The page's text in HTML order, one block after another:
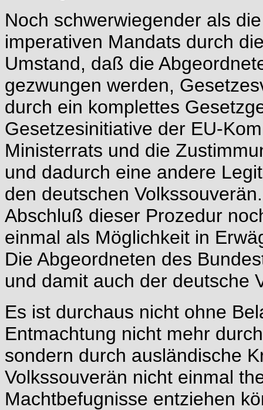
Noch schwerwiegender als
imperativen Mandats durch
Umstand, daß die
gezwungen werden,
durch ein komplettes
Gesetzesinitiative der EU-
Ministerrats und die
und dadurch eine andere
den deutschen
Abschluß dieser Prozedur
einmal als Möglichkeit in
Die Abgeordneten des
und damit auch der deutsche
Es ist durchaus nicht ohne
Entmachtung nicht mehr
sondern durch ausländische
Volkssouverän nicht einmal
Machtbefugnisse entziehen